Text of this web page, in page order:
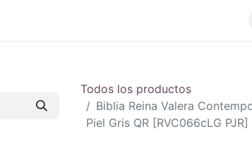
Todos los productos
Biblia Reina Valera
Piel Gris QR [RVC066cLG PJR]